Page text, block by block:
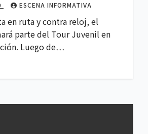
ESCENA INFORMATIVA
en ruta y contra reloj, el
parte del Tour Juvenil en
Luego de…